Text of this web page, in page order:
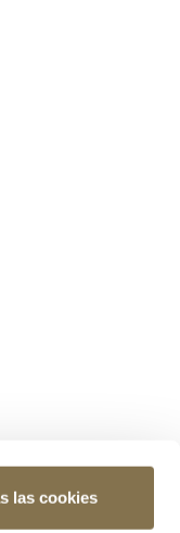
las cookies